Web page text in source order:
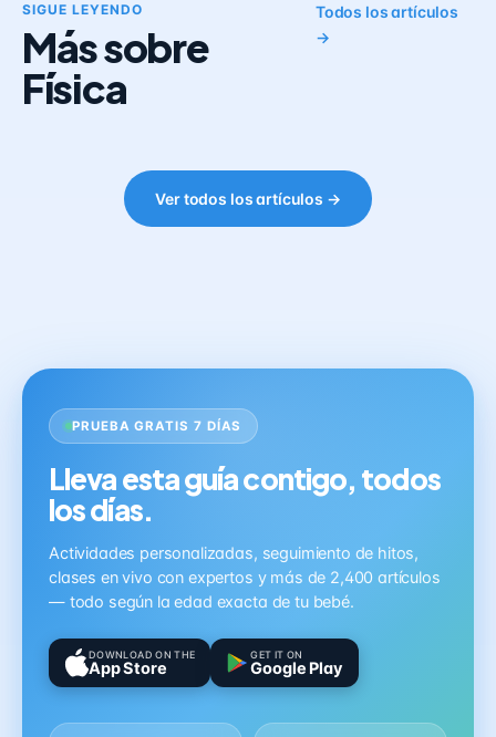
SIGUE LEYENDO
Más sobre
Física
Todos los artículos
→
Ver todos los artículos →
PRUEBA GRATIS 7 DÍAS
Lleva esta guía contigo, todos
los días.
Actividades personalizadas, seguimiento de hitos,
clases en vivo con expertos y más de 2,400 artículos
— todo según la edad exacta de tu bebé.
DOWNLOAD ON THE
App Store
GET IT ON
Google Play